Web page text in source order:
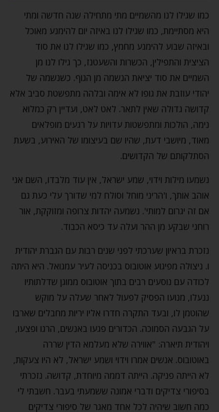
כמו שגילו לנו מהשמיים מתי מתחילה שנה חדשה ומתי
היא מסתיימת, כמו שגילו לנו באיזה יום להימנע מאוכל
ובאיזה שבוע להימנע מחמץ, כמו שגילו לנו את סוד
הציצית והתפילין, הכשרות והשעטנז, כך גילו לנו מן
השמיים את סוד יציאת הנשמה מן הגוף. כשנשמה של
יהודי עוזבת את גופו לא אימה ובלהה מתפשטת סביב אלא
קדושה גדולה שאין לתאר. לאט לאט, ועדיין רק כמלוא
נימה, הולכות ומתפשטות עדויות על רגעים מופלאים
מאוד, מיושבי דעת, שהיו שם בעיצומו של האירוע, בשעת
הסתלקותם של הקדושים.
נשמעו מילות וידוי, שמע ישראל, אין עוד מלבדו, השם אני
אוהב אותך, ו'הריני מוחל וסולח למי שדורך עלי כעת גם
אם זה יגרום למותי'. נשמעה יהדות צרופה ומזוקקת, אור
רוחני שבקע מן ההר ועלה עד כיסא הכבוד.
נזכרת בראיון שערכתי לפני שנים רבות עם הגברת יהודית
ו. ניצולה מפיגוע אוטובוס בכניסה לעיר עמנואל. היא היתה
לכודה עם נוסעים רבים בתוך אוטובוס ממוגן שדלתותיו
ננעלו, מנועו הפסיק לפעול לאחר שעלה על מוקש
שהוטמן לו, ובעד התקרה חדרו אליו יריות מחבלים שארבו
על הגבעה הסמוכה. הכדורים פגעו באנשים, הרגו ופצעו,
ויהודית תיארה: "אווירה שלא מעלמא הדין שררה
באוטובוס. אנשים אמרו וידוי ושמע ישראל, לא היו צעקות,
לא הייתה פניקה. הייתה דממה מיוחדת, קדושה. נזכרתי
בסיפורי צדיקים ודברי אמונה ששמעתי בעבר. חשבתי לי
כמה חשוב שיהיה לכל אחד מאגר של סיפורי צדיקים